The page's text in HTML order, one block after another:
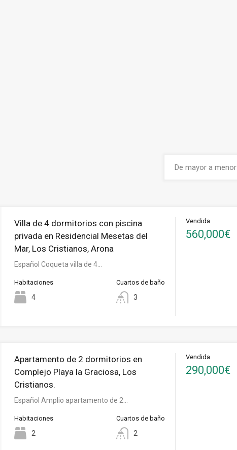
Villa de 4 dormitorios con piscina
privada en Residencial Mesetas del
Mar, Los Cristianos, Arona
Español Coqueta villa de 4…
Habitaciones
4
Cuartos de baño
3
Vendida
560,000€
Apartamento de 2 dormitorios en
Complejo Playa la Graciosa, Los
Cristianos.
Español Amplio apartamento de 2…
Habitaciones
2
Cuartos de baño
2
Vendida
290,000€